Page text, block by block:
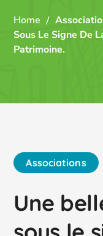
Home
Sous Le Signe De
Patrimoine.
Associations
Une